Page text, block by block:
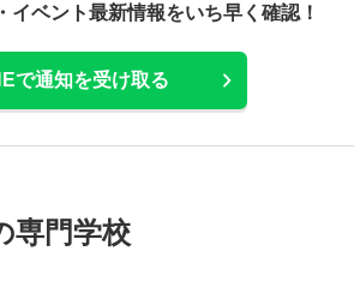
イベント最新情報をいち早く確認！
で通知を受け取る
専門学校